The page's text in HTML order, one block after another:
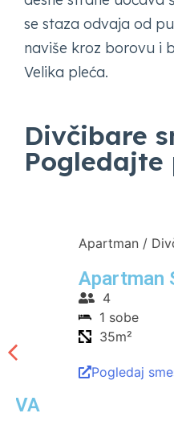
se staza odvaja od
naviše kroz borovu i
Velika pleća.
Divčibare
Pogledajte
Apartman / Divčibare
Apartman